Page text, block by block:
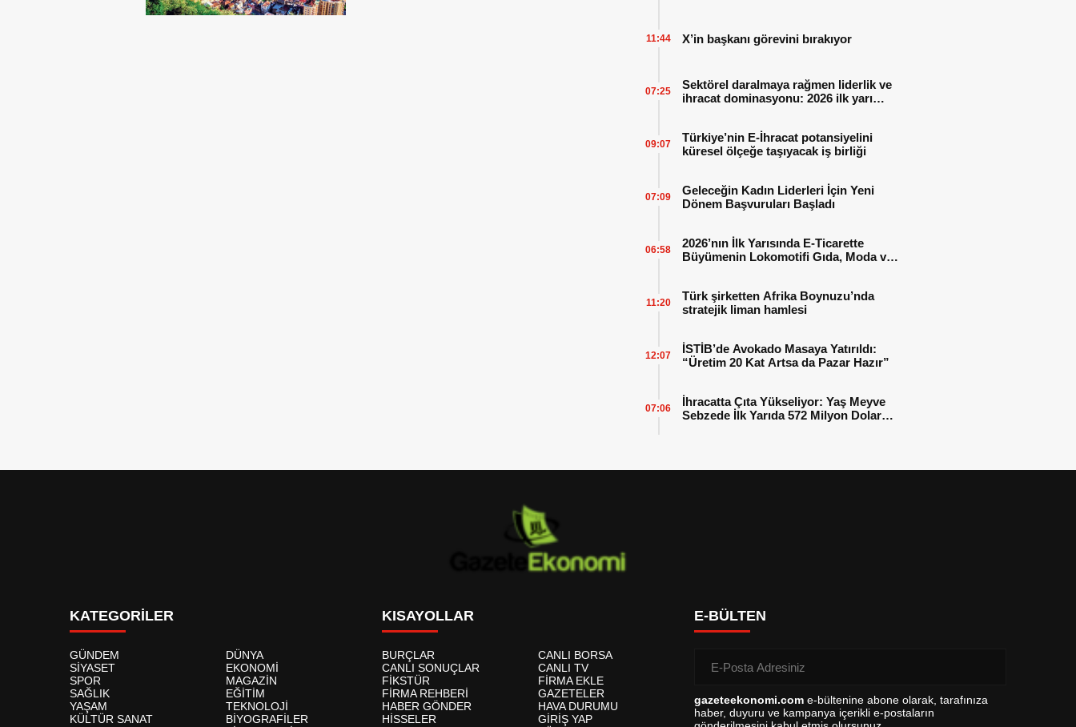
X’in başkanı görevini bırakıyor
11:44
Sektörel daralmaya rağmen liderlik ve
ihracat dominasyonu: 2026 ilk yarı
07:25
Türkiye’nin E-İhracat potansiyelini
küresel ölçeğe taşıyacak iş birliği
09:07
Geleceğin Kadın Liderleri İçin Yeni
Dönem Başvuruları Başladı
07:09
2026’nın İlk Yarısında E-Ticarette
Büyümenin Lokomotifi Gıda, Moda ve
06:58
Türk şirketten Afrika Boynuzu’nda
stratejik liman hamlesi
11:20
İSTİB’de Avokado Masaya Yatırıldı:
“Üretim 20 Kat Artsa da Pazar Hazır”
12:07
İhracatta Çıta Yükseliyor: Yaş Meyve
Sebzede İlk Yarıda 572 Milyon Dolar
07:06
KATEGORİLER
GÜNDEM
DÜNYA
SİYASET
EKONOMİ
SPOR
MAGAZİN
SAĞLIK
EĞİTİM
YAŞAM
TEKNOLOJİ
KÜLTÜR SANAT
BİYOGRAFİLER
KISAYOLLAR
BURÇLAR
CANLI BORSA
CANLI SONUÇLAR
CANLI TV
FİKSTÜR
FİRMA EKLE
FİRMA REHBERİ
GAZETELER
HABER GÖNDER
HAVA DURUMU
HİSSELER
GİRİŞ YAP
E-BÜLTEN
gazeteekonomi.com e-bültenine abone olarak, tarafınıza
haber, duyuru ve kampanya içerikli e-postaların